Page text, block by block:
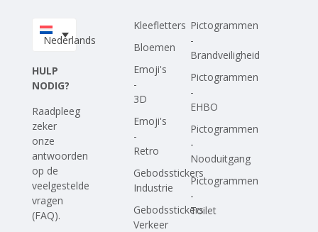
Upload je eigen ontwerp
Nederlands
HULP
NODIG?
Raadpleeg
zeker
onze
antwoorden
op de
veelgestelde
vragen
(FAQ).
Kleefletters
Bloemen
Emoji's
-
3D
Emoji's
-
Retro
Gebodsstickers
Industrie
Gebodsstickers
Verkeer
Pictogrammen
-
Brandveiligheid
Pictogrammen
-
EHBO
Pictogrammen
-
Nooduitgang
Pictogrammen
-
Toilet